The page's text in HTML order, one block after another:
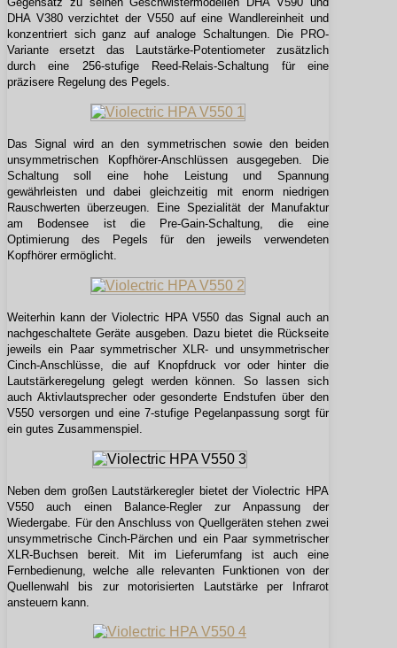
DHA V380 verzichtet der V550 auf eine Wandlereinheit und
konzentriert sich ganz auf analoge Schaltungen. Die PRO-
Variante ersetzt das Lautstärke-Potentiometer zusätzlich
durch eine 256-stufige Reed-Relais-Schaltung für eine
präzisere Regelung des Pegels.
Das Signal wird an den symmetrischen sowie den beiden
unsymmetrischen Kopfhörer-Anschlüssen ausgegeben. Die
Schaltung soll eine hohe Leistung und Spannung
gewährleisten und dabei gleichzeitig mit enorm niedrigen
Rauschwerten überzeugen. Eine Spezialität der Manufaktur
am Bodensee ist die Pre-Gain-Schaltung, die eine
Optimierung des Pegels für den jeweils verwendeten
Kopfhörer ermöglicht.
Weiterhin kann der Violectric HPA V550 das Signal auch an
nachgeschaltete Geräte ausgeben. Dazu bietet die Rückseite
jeweils ein Paar symmetrischer XLR- und unsymmetrischer
Cinch-Anschlüsse, die auf Knopfdruck vor oder hinter die
Lautstärkeregelung gelegt werden können. So lassen sich
auch Aktivlautsprecher oder gesonderte Endstufen über den
V550 versorgen und eine 7-stufige Pegelanpassung sorgt für
ein gutes Zusammenspiel.
Neben dem großen Lautstärkeregler bietet der Violectric HPA
V550 auch einen Balance-Regler zur Anpassung der
Wiedergabe. Für den Anschluss von Quellgeräten stehen zwei
unsymmetrische Cinch-Pärchen und ein Paar symmetrischer
XLR-Buchsen bereit. Mit im Lieferumfang ist auch eine
Fernbedienung, welche alle relevanten Funktionen von der
Quellenwahl bis zur motorisierten Lautstärke per Infrarot
ansteuern kann.